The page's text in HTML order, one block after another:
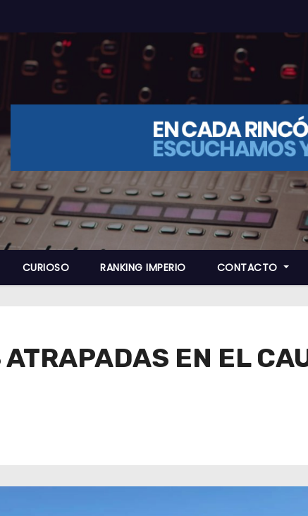
CURIOSO RANKING IMPERIO CONTACTO
EN EL